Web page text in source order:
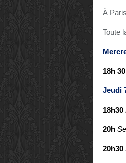
À
Toute
18h 30
Jeudi
18h30
20h
20h30